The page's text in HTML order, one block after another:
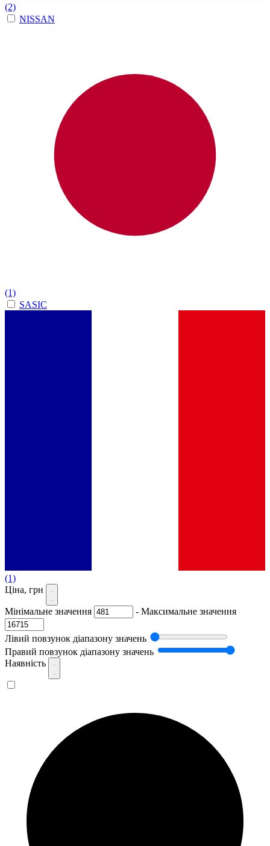
(2)
NISSAN
(1)
SASIC
(1)
Ціна, грн
Мінімальне значення - Максимальне значення
Лівий повзунок діапазону значень
Правий повзунок діапазону значень
Наявність